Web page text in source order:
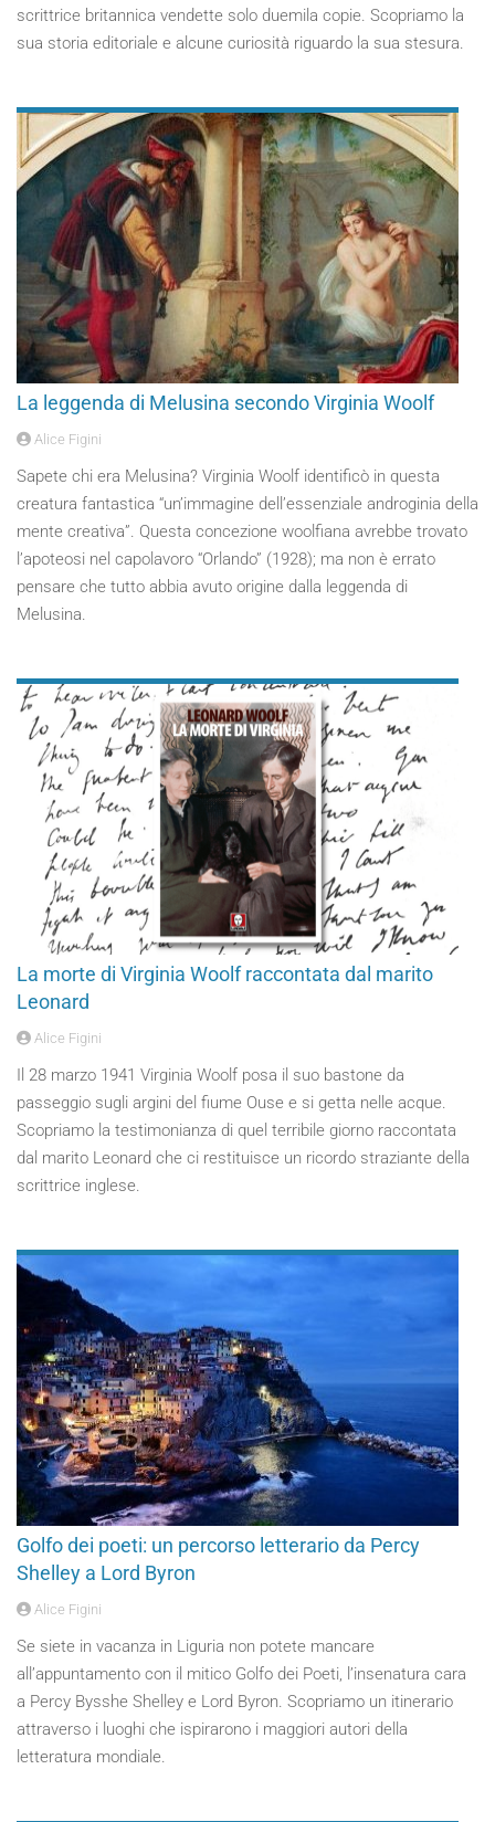
scrittrice britannica vendette solo duemila copie. Scopriamo la
sua storia editoriale e alcune curiosità riguardo la sua stesura.
La leggenda di Melusina secondo Virginia Woolf
Alice Figini
Sapete chi era Melusina? Virginia Woolf identificò in questa
creatura fantastica “un’immagine dell’essenziale androginia della
mente creativa”. Questa concezione woolfiana avrebbe trovato
l’apoteosi nel capolavoro “Orlando” (1928); ma non è errato
pensare che tutto abbia avuto origine dalla leggenda di
Melusina.
La morte di Virginia Woolf raccontata dal marito
Leonard
Alice Figini
Il 28 marzo 1941 Virginia Woolf posa il suo bastone da
passeggio sugli argini del fiume Ouse e si getta nelle acque.
Scopriamo la testimonianza di quel terribile giorno raccontata
dal marito Leonard che ci restituisce un ricordo straziante della
scrittrice inglese.
Golfo dei poeti: un percorso letterario da Percy
Shelley a Lord Byron
Alice Figini
Se siete in vacanza in Liguria non potete mancare
all’appuntamento con il mitico Golfo dei Poeti, l’insenatura cara
a Percy Bysshe Shelley e Lord Byron. Scopriamo un itinerario
attraverso i luoghi che ispirarono i maggiori autori della
letteratura mondiale.